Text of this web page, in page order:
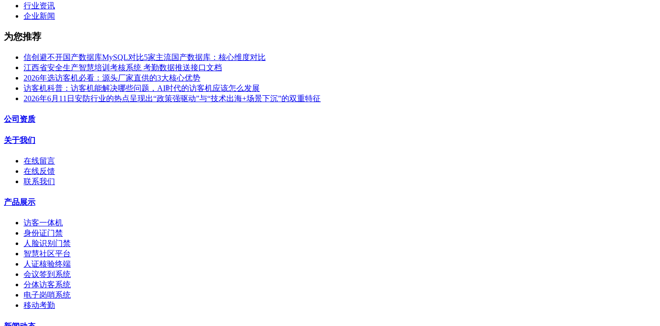
行业资讯
企业新闻
为您推荐
信创避不开国产数据库MySQL对比5家主流国产数据库：核心维度对比
江西省安全生产智慧培训考核系统 考勤数据推送接口文档
2026年选访客机必看：源头厂家直供的3大核心优势
访客机科普：访客机能解决哪些问题，AI时代的访客机应该怎么发展
2026年6月11日安防行业的热点呈现出“政策强驱动”与“技术出海+场景下沉”的双重特征
公司资质
关于我们
在线留言
在线反馈
联系我们
产品展示
访客一体机
身份证门禁
人脸识别门禁
智慧社区平台
人证核验终端
会议签到系统
分体访客系统
电子岗哨系统
移动考勤